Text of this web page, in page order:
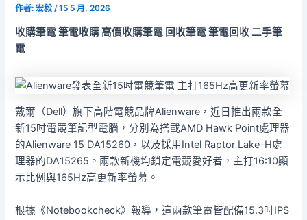
作者:宏毅/15 5 月, 2026
收購筆電 筆電收購 高價收購筆電 回收筆電 筆電回收 二手筆
電
戴爾（Dell）旗下高階電競品牌Alienware，近日推出兩款全
新15吋電競筆記型電腦，分別為搭載AMD Hawk Point處理器
的Alienware 15 DA15260，以及採用Intel Raptor Lake-H處
理器的DA15265。兩款新機均鎖定電競愛好者，主打16:10顯
示比例與165Hz高更新率螢幕。
根據《Notebookcheck》報導，這兩款筆電皆配備15.3吋IPS